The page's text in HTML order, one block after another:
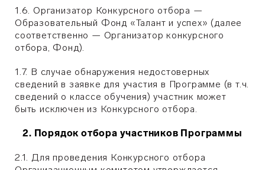
1.6. Организатор Конкурсного отбора —
Образовательный Фонд «Талант и успех» (далее
соответственно — Организатор конкурсного
отбора, Фонд).
1.7. В случае обнаружения недостоверных
сведений в заявке для участия в Программе (в т.ч.
сведений о классе обучения) участник может
быть исключен из Конкурсного отбора.
2. Порядок отбора участников Программы
2.1. Для проведения Конкурсного отбора